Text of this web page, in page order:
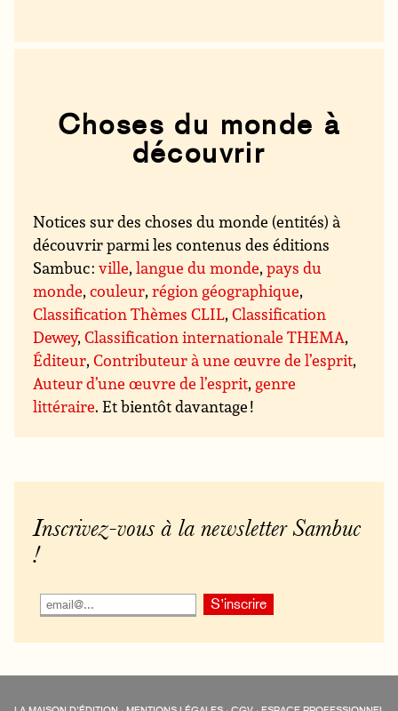
Choses du monde à
découvrir
Notices sur des choses du monde (entités) à
découvrir parmi les contenus des éditions
Sambuc :ville,langue du monde,pays du
monde,couleur,région géographique,
Classification Thèmes CLIL,Classification
Dewey,Classification internationale THEMA,
Éditeur,Contributeur à une œuvre de l’esprit,
Auteur d’une œuvre de l’esprit, genre
littéraire. Et bientôt davantage !
Inscrivez-vous à la newsletter Sambuc
!